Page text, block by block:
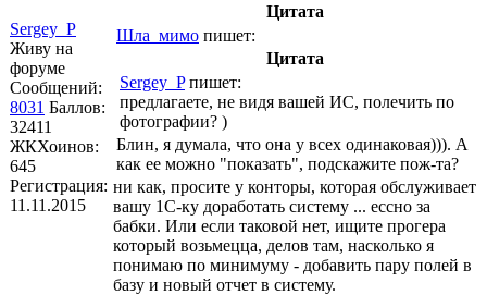
Sergey_P
Живу на
форуме
Сообщений:
8031 Баллов:
32411
ЖКХоинов:
645
Регистрация:
11.11.2015
Цитата
Шла_мимо пишет:
Цитата
Sergey_Pпишет:
предлагаете, не видя вашей ИС, полечить по
фотографии? )
Блин, я думала, что она у всех одинаковая))). А
как ее можно "показать", подскажите пож-та?
ни как, просите у конторы, которая обслуживает
вашу 1С-ку доработать систему ... ессно за
бабки. Или если таковой нет, ищите прогера
который возьмецца, делов там, насколько я
понимаю по минимуму - добавить пару полей в
базу и новый отчет в систему.